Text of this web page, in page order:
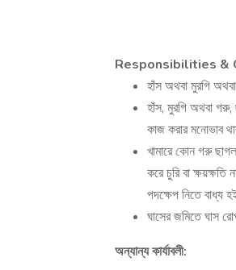
Responsibilities &
হাঁস অথবা মুরগি
হাঁস, মুরগি অথবা গরু,
কাজ করার মনোভাব
খামারে কোন গরু ছাগল
করে চুরি বা
পদক্ষেপ নিতে বাধ্য
ঘাসের জমিতে ঘাস
অন্যান্য কার্যাবলী: